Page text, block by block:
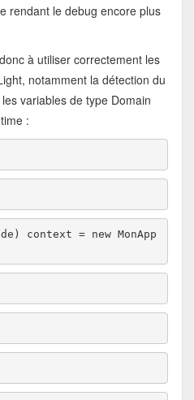
rendant le debug encore plus
à utiliser correctement les
notamment la détection du
variables de type Domain
:
context = new MonApp